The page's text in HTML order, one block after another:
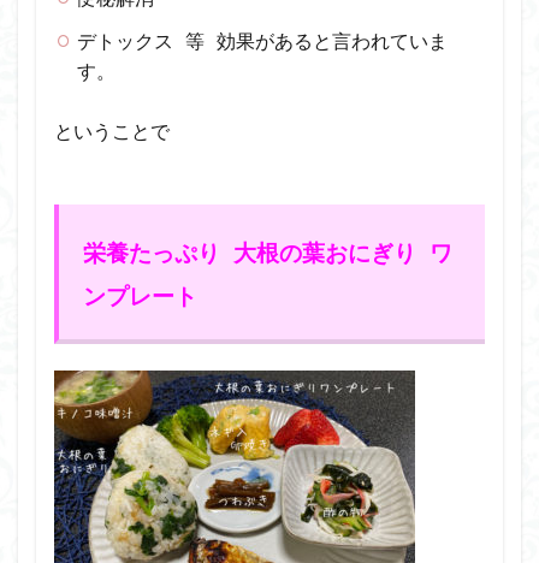
デトックス 等 効果があると言われていま
す。
ということで
栄養たっぷり 大根の葉おにぎり ワ
ンプレート